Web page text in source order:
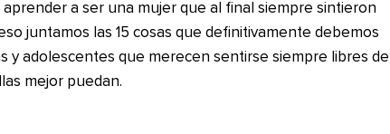
aprender a ser una mujer que al final siempre sintieron
juntamos las 15 cosas que definitivamente debemos
y adolescentes que merecen sentirse siempre libres de
mejor puedan.